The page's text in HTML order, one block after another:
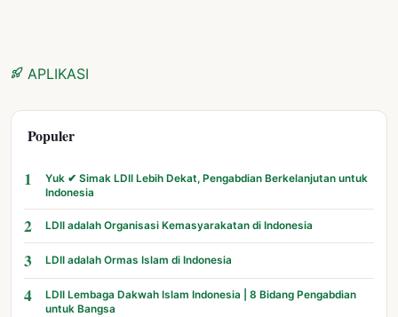
APLIKASI
Populer
1
Yuk ✔ Simak LDII Lebih Dekat, Pengabdian Berkelanjutan untuk
Indonesia
2 LDII adalah Organisasi Kemasyarakatan di Indonesia
3 LDII adalah Ormas Islam di Indonesia
4
LDII Lembaga Dakwah Islam Indonesia | 8 Bidang Pengabdian
untuk Bangsa